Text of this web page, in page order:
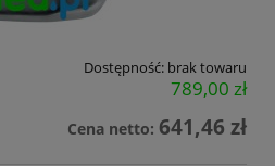
Dostępność: brak towaru
789,00 zł
Cena netto: 641,46 zł